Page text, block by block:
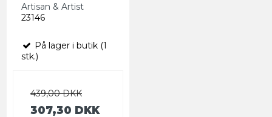
Artisan & Artist
23146
På lager i butik (1
stk.)
439,00 DKK
307,30 DKK